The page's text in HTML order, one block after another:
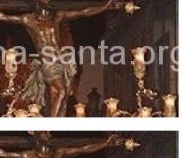
y Besamano en la Quinta
Besamanos del Señor de la Salud
del Señor de la Divina
y devoto Besapiés en honor de